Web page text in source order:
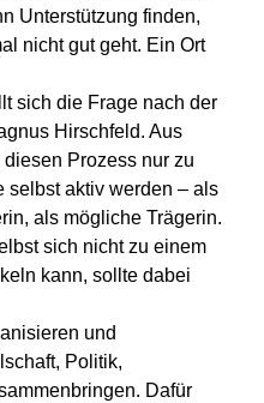
Unterstützung finden,
nicht gut geht. Ein Ort
sich die Frage nach der
Hirschfeld. Aus
Prozess nur zu
selbst aktiv werden – als
als mögliche Trägerin.
sich nicht zu einem
kann, sollte dabei
und
Politik,
Dafür